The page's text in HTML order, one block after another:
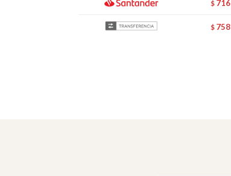
$ 716
$ 758